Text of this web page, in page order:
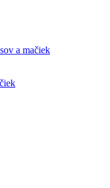
a mačiek